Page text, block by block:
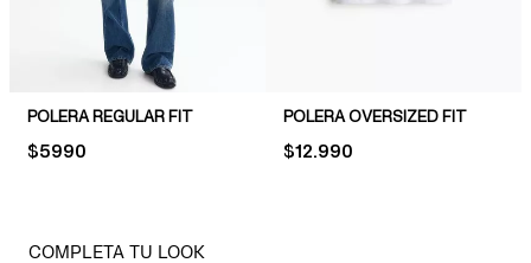
POLERA REGULAR FIT
PRICE:
$5990
POLERA OVERSIZED FIT
PRICE:
$12.990
COMPLETA TU LOOK